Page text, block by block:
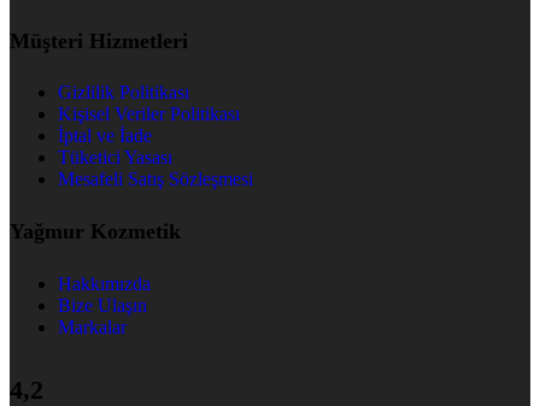
Müşteri Hizmetleri
Gizlilik Politikası
Kişisel Veriler Politikası
İptal ve İade
Tüketici Yasası
Mesafeli Satış Sözleşmesi
Yağmur Kozmetik
Hakkımızda
Bize Ulaşın
Markalar
4,2